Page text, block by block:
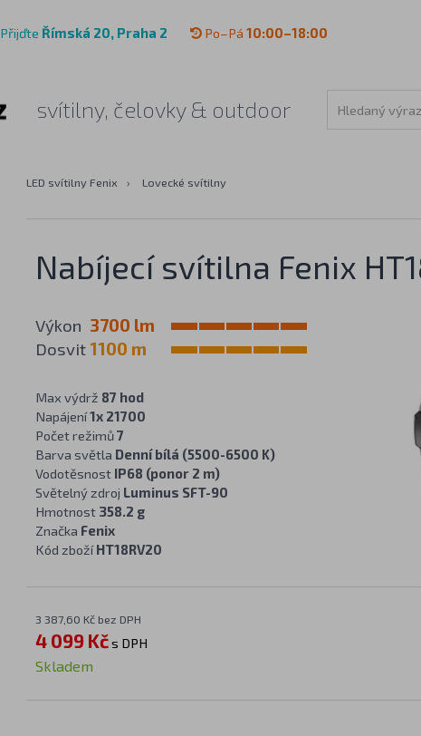
Přijďte Římská 20, Praha 2 Po–Pá 10:00–18:00
svítilny, čelovky & outdoor
LED svítilny Fenix › Lovecké svítilny
Nabíjecí svítilna Fenix
Výkon 3700 lm
Dosvit1100 m
Max výdrž 87 hod
Napájení1x 21700
Počet režimů7
Barva světla Denní bílá (5500-6500 K)
Vodotěsnost IP68 (ponor 2 m)
Světelný zdroj Luminus SFT-90
Hmotnost 358.2 g
Značka Fenix
Kód zbožíHT18RV20
3 387,60 Kč bez DPH
4 099 Kčs DPH
Skladem